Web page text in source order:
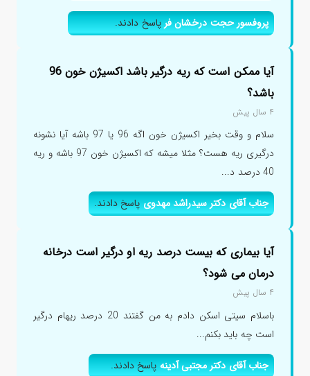
پروفسور حجت درخشان فرپاسخ دادند.
آیا ممکن است که ریه درگیر باشد اکسیژن خون 96
باشد؟
۴ سال پیش
سلام و وقت بخیر اکسیژن خون اگه 96 یا 97 باشه آیا نشونه
درگیری ریه هست؟ مثلا میشه که اکسیژن خون 97 باشه و ریه
40 درصد د...
جناب آقای دکتر سیدراشد مهدویپاسخ دادند.
آیا بیماری که بیست درصد ریه او درگیر است درخانه
درمان می شود؟
۴ سال پیش
باسلام سیتی اسکن دادم به من گفتند 20 درصد ریهام درگیر
است چه باید بکنم...
جناب آقای دکتر مجتبی آدینهپاسخ دادند.